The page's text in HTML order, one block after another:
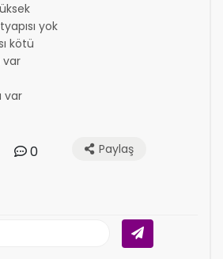
yok
kötü
var
var
0 Paylaş